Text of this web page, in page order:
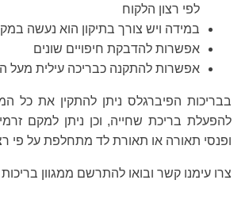
לפי רצון הלקוח
במידה ויש צורך בתיקון הוא נעשה
אפשרות להדבקת חיפויים שונים
אפשרות להתקנה כבריכה עילית מעל
בבריכות הפיברגלס ניתן להתקין את כל
להפעלת בריכת שחייה, וכן ניתן למקם
ופנסי תאורה או תאורת לד מתחלפת על פי
צרו עימנו קשר ובואו להתרשם ממגוון